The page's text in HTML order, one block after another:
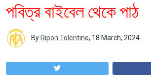
পবিত্র বাইবেল থেকে পাঠ
By Ripon Tolentino, 18 March, 2024